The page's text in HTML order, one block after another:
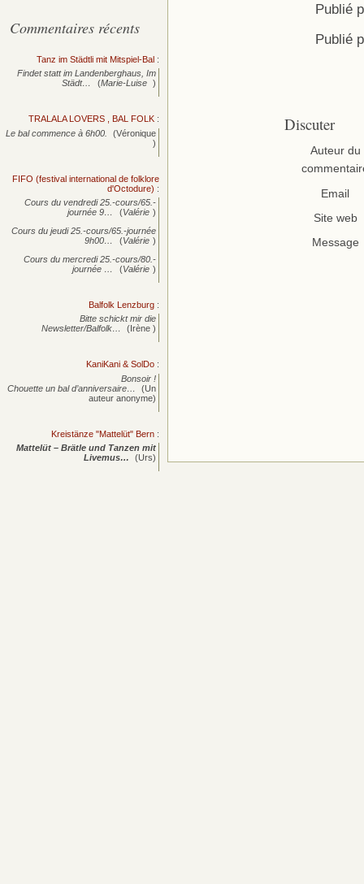
Publié
Publié
Discuter
Auteur du
Email
Site web
Message
Commentaires récents
Tanz im Städtli mit Mitspiel-Bal :
Findet statt im Landenberghaus, Im
Städt…
(Marie-Luise )
TRALALA LOVERS , BAL FOLK :
Le bal commence à 6h00.
(Véronique
)
FIFO (festival international de folklore
d'Octodure) :
Cours du vendredi 25.-cours/65.-
journée 9… (Valérie )
Cours du jeudi 25.-cours/65.-journée
9h00…
(Valérie )
Cours du mercredi 25.-cours/80.-
journée … (Valérie )
Balfolk Lenzburg :
Bitte schickt mir die
Newsletter/Balfolk…
(Irène )
KaniKani & SolDo :
Bonsoir !
Chouette un bal d’anniversaire…
(Un
auteur anonyme)
Kreistänze "Mattelüt" Bern :
Mattelüt – Brätle und Tanzen mit
Livemus…
(Urs)